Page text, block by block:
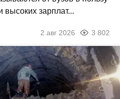
высоких зарплат...
2 авг 2026 3 802